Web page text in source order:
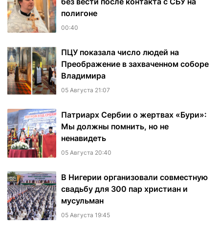
полигоне
00:40
ПЦУ показала число людей на
Преображение в захваченном соборе
Владимира
05 Августа 21:07
Патриарх Сербии о жертвах «Бури»:
Мы должны помнить, но не
ненавидеть
05 Августа 20:40
В Нигерии организовали совместную
свадьбу для 300 пар христиан и
мусульман
05 Августа 19:45